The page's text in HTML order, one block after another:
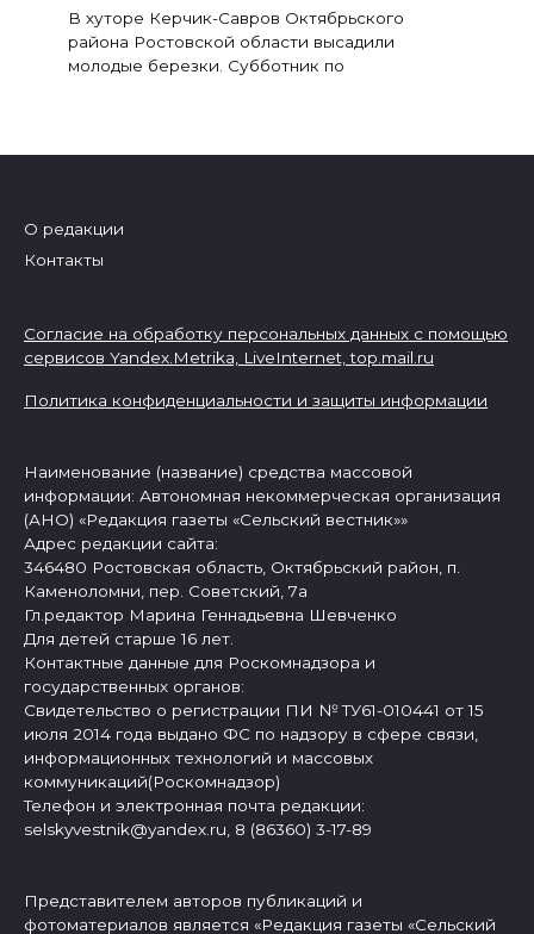
В хуторе Керчик-Савров Октябрьского
района Ростовской области высадили
молодые березки. Субботник по
О редакции
Контакты
Согласие на обработку персональных данных с помощью
сервисов Yandex.Metrika, LiveInternet,top.mail.ru
Политика конфиденциальности и защиты информации
Наименование (название) средства массовой
информации: Автономная некоммерческая организация
(АНО) «Редакция газеты «Сельский вестник»»
Адрес редакции сайта:
346480 Ростовская область, Октябрьский район, п.
Каменоломни, пер. Советский, 7а
Гл.редактор Марина Геннадьевна Шевченко
Для детей старше 16 лет.
Контактные данные для Роскомнадзора и
государственных органов:
Свидетельство о регистрации ПИ № ТУ61-010441 от 15
июля 2014 года выдано ФС по надзору в сфере связи,
информационных технологий и массовых
коммуникаций(Роскомнадзор)
Телефон и электронная почта редакции:
selskyvestnik@yandex.ru, 8 (86360) 3-17-89
Представителем авторов публикаций и
фотоматериалов является «Редакция газеты «Сельский